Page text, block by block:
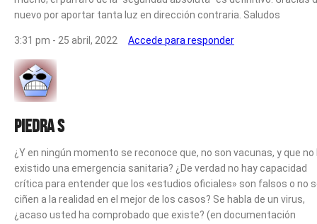
nuevo por aportar tanta luz en dirección contraria. Saludos
3:31 pm - 25 abril, 2022 Accede para responder
piedra s
¿Y en ningún momento se reconoce que, no son vacunas, y que no
existido una emergencia sanitaria? ¿De verdad no hay capacidad
crítica para entender que los «estudios oficiales» son falsos o no
ciñen a la realidad en el mejor de los casos? Se habla de un virus,
¿acaso usted ha comprobado que existe? (en documentación